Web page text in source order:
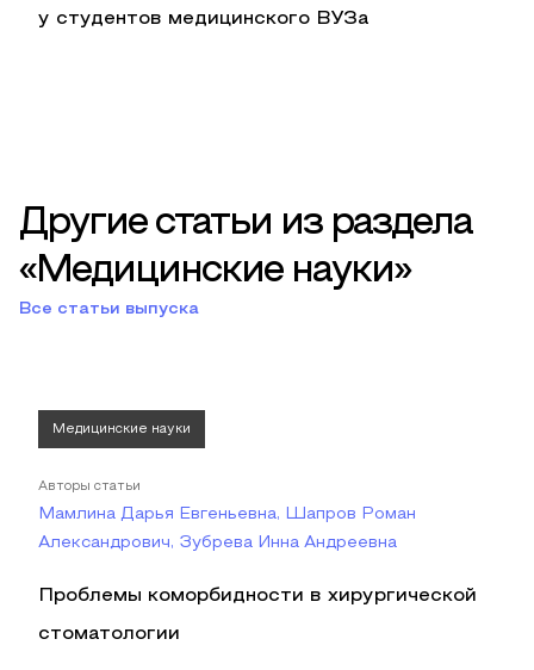
у студентов медицинского ВУЗа
Другие статьи из раздела
«Медицинские науки»
Все статьи выпуска
Медицинские науки
Авторы статьи
Мамлина Дарья Евгеньевна, Шапров Роман
Александрович, Зубрева Инна Андреевна
Проблемы коморбидности в хирургической
стоматологии